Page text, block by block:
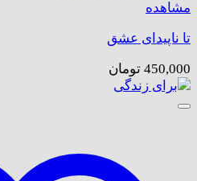
مشاهده
تا ناپیدای عشق
450,000 تومان